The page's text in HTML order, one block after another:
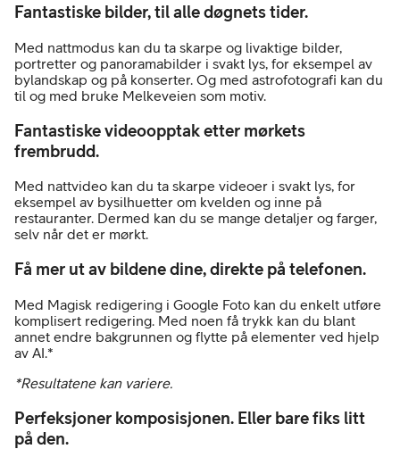
Fantastiske bilder, til alle døgnets tider.
Med nattmodus kan du ta skarpe og livaktige bilder,
portretter og panoramabilder i svakt lys, for eksempel av
bylandskap og på konserter. Og med astrofotografi kan du
til og med bruke Melkeveien som motiv.
Fantastiske videoopptak etter mørkets
frembrudd.
Med nattvideo kan du ta skarpe videoer i svakt lys, for
eksempel av bysilhuetter om kvelden og inne på
restauranter. Dermed kan du se mange detaljer og farger,
selv når det er mørkt.
Få mer ut av bildene dine, direkte på telefonen.
Med Magisk redigering i Google Foto kan du enkelt utføre
komplisert redigering. Med noen få trykk kan du blant
annet endre bakgrunnen og flytte på elementer ved hjelp
av AI.*
*Resultatene kan variere.
Perfeksjoner komposisjonen. Eller bare fiks litt
på den.